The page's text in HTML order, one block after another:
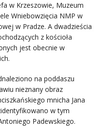
w Krzeszowie, Muzeum
Wniebowzięcia NMP w
w Pradze. A dwadzieścia
z kościoła
jest obecnie w
na poddaszu
nieznany obraz
mnicha Jana
w tym
Padewskiego.